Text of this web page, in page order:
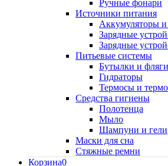
Ручные фонари
Источники питания
Аккумуляторы и
Зарядные
Зарядные
Питьевые системы
Бутылки и фляги
Гидраторы
Термосы и
Средства гигиены
Полотенца
Мыло
Шампуни и гели
Маски для сна
Стяжные ремни
Корзина0